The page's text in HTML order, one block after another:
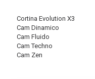
Cortina Evolution X3
Cam Dinamico
Cam Fluido
Cam Techno
Cam Zen